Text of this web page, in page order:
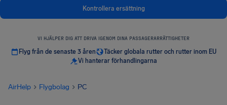
Kontrollera ersättning
VI HJÄLPER DIG ATT DRIVA IGENOM DINA PASSAGERARRÄTTIGHETER
Flyg från de senaste 3 åren
Täcker globala rutter och rutter inom EU
Vi hanterar förhandlingarna
AirHelp Flygbolag PC